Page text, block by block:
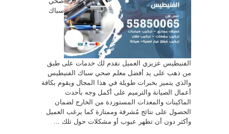
سباك
الفنيطيس عزيزي العميل نقدم لك خدمات على طبق
من ذهب على يد أفضل معلم صحي سباك الفنيطيس
والذي يتميز بخبرات طويلة في هذا المجال ويقوم بكافة
أعمال الصيانة والترميم على أكمل وجه بأحدث
الماكينات والمعدات المستوردة من الخارج لضمان
الحصول على نتائج مُشرفة وممتازة كما يرغب العميل
وأكثر دون أن تظهر عيوب أو مشكلات حول تلك ...